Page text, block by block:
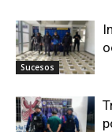
Sucesos